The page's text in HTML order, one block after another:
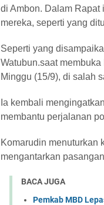
di Ambon. Dalam
mereka, seperti yang
Seperti yang
Watubun.saat
Minggu (15/9), di salah
Ia kembali
membantu perjalanan
Komarudin menuturkan
mengantarkan
BACA JUGA
Pemkab MBD